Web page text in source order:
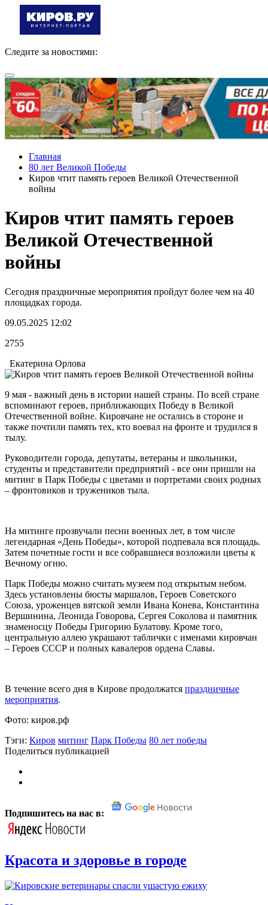
Следите за новостями:
Главная
80 лет Великой Победы
Киров чтит память героев Великой Отечественной
войны
Киров чтит память героев
Великой Отечественной
войны
Сегодня праздничные мероприятия пройдут более чем на 40
площадках города.
09.05.2025 12:02
2755
Екатерина Орлова
9 мая - важный день в истории нашей страны. По всей стране
вспоминают героев, приближающих Победу в Великой
Отечественной войне. Кировчане не остались в стороне и
также почтили память тех, кто воевал на фронте и трудился в
тылу.
Руководители города, депутаты, ветераны и школьники,
студенты и представители предприятий - все они пришли на
митинг в Парк Победы с цветами и портретами своих родных
– фронтовиков и тружеников тыла.
На митинге прозвучали песни военных лет, в том числе
легендарная «День Победы», которой подпевала вся площадь.
Затем почетные гости и все собравшиеся возложили цветы к
Вечному огню.
Парк Победы можно считать музеем под открытым небом.
Здесь установлены бюсты маршалов, Героев Советского
Союза, уроженцев вятской земли Ивана Конева, Константина
Вершинина, Леонида Говорова, Сергея Соколова и памятник
знаменосцу Победы Григорию Булатову. Кроме того,
центральную аллею украшают таблички с именами кировчан
– Героев СССР и полных кавалеров ордена Славы.
В течение всего дня в Кирове продолжатся праздничные
мероприятия.
Фото: киров.рф
Тэги: Киров митинг Парк Победы 80 лет победы
Поделиться публикацией
Подпишитесь на нас в:
Красота и здоровье в городе